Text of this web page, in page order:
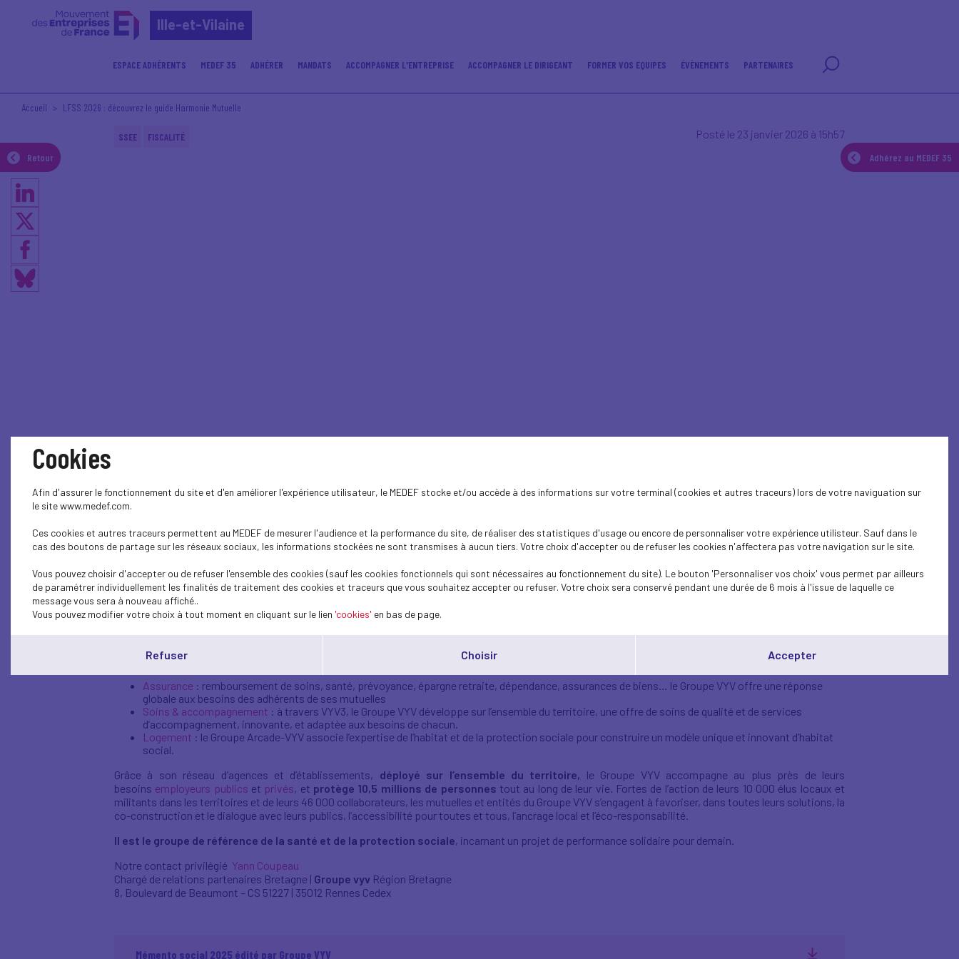
Ille-et-Vilaine
ESPACE ADHÉRENTS MEDEF 35 ADHÉRER MANDATS ACCOMPAGNER L'ENTREPRISE ACCOMPAGNER LE DIRIGEANT FORMER VOS EQUIPES ÉVÈNEMENTS PARTENAIRES
Retour Adhérez au MEDEF 35
Accueil LFSS 2026 : découvrez le guide Harmonie Mutuelle
SSEE FISCALITÉ Posté le 23 janvier 2026 à 15h57
LFSS 2026 : découvrez le guide Harmonie
Mutuelle
HARMONIE MUTUELLE, NOTRE PARTENAIRE OFFFICIEL DEPUIS 2018
Premier acteur mutualiste de santé et de protection sociale en France, le Groupe VYV agit pour rendre la santé accessible à tous. Parce qu’il
complémentaires :
Assurance : remboursement de soins, santé, prévoyance, épargne retraite, dépendance, assurances de biens… le Groupe VYV offre une réponse
globale aux besoins des adhérents de ses mutuelles
Soins & accompagnement : à travers VYV3, le Groupe VYV développe sur l’ensemble du territoire, une offre de soins de qualité et de services
d’accompagnement, innovante, et adaptée aux besoins de chacun.
Logement : le Groupe Arcade-VYV associe l’expertise de l’habitat et de la protection sociale pour construire un modèle unique et innovant d’habitat
social.
Grâce à son réseau d’agences et d’établissements, déployé sur l’ensemble du territoire, le Groupe VYV accompagne au plus près de leurs
besoins employeurs publics et privés, et protège 10,5 millions de personnes tout au long de leur vie. Fortes de l’action de leurs 10 000 élus locaux et
militants dans les territoires et de leurs 46 000 collaborateurs, les mutuelles et entités du Groupe VYV s’engagent à favoriser, dans toutes leurs solutions, la
co-construction et le dialogue avec leurs publics, l’accessibilité pour toutes et tous, l’ancrage local et l’éco-responsabilité.
Il est le groupe de référence de la santé et de la protection sociale, incarnant un projet de performance solidaire pour demain.
Notre contact privilégié Yann Coupeau
Chargé de relations partenaires Bretagne | Groupe vyv Région Bretagne
8, Boulevard de Beaumont – CS 51227 | 35012 Rennes Cedex
Mémento social 2025 édité par Groupe VYV
Cookies
Afin d'assurer le fonctionnement du site et d'en améliorer l'expérience utilisateur, le MEDEF stocke et/ou accède à des informations sur votre terminal (cookies et autres traceurs) lors de votre naviguation sur
le site www.medef.com.
Ces cookies et autres traceurs permettent au MEDEF de mesurer l'audience et la performance du site, de réaliser des statistiques d'usage ou encore de personnaliser votre expérience utilisteur. Sauf dans le
cas des boutons de partage sur les réseaux sociaux, les informations stockées ne sont transmises à aucun tiers. Votre choix d'accepter ou de refuser les cookies n'affectera pas votre navigation sur le site.
Vous pouvez choisir d'accepter ou de refuser l'ensemble des cookies (sauf les cookies fonctionnels qui sont nécessaires au fonctionnement du site). Le bouton 'Personnaliser vos choix' vous permet par ailleurs
de paramétrer individuellement les finalités de traitement des cookies et traceurs que vous souhaitez accepter ou refuser. Votre choix sera conservé pendant une durée de 6 mois à l'issue de laquelle ce
message vous sera à nouveau affiché..
Vous pouvez modifier votre choix à tout moment en cliquant sur le lien 'cookies' en bas de page.
Refuser Choisir Accepter